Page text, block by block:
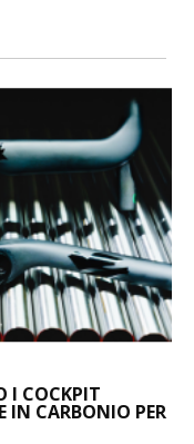
I COCKPIT
IN CARBONIO PER